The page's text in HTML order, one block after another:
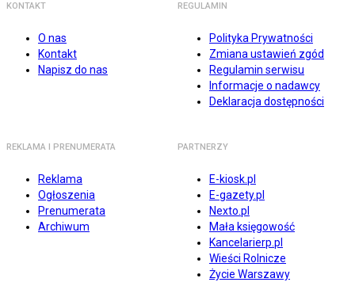
KONTAKT
O nas
Kontakt
Napisz do nas
REGULAMIN
Polityka Prywatności
Zmiana ustawień zgód
Regulamin serwisu
Informacje o nadawcy
Deklaracja dostępności
REKLAMA I PRENUMERATA
Reklama
Ogłoszenia
Prenumerata
Archiwum
PARTNERZY
E-kiosk.pl
E-gazety.pl
Nexto.pl
Mała księgowość
Kancelarierp.pl
Wieści Rolnicze
Życie Warszawy